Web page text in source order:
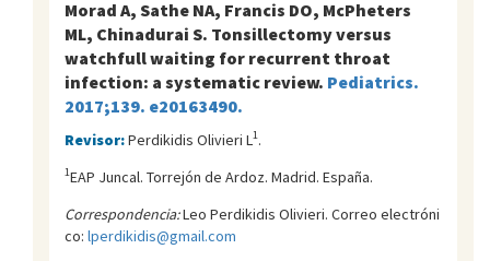
Morad A, Sathe NA, Francis DO, McPheters
ML, Chinadurai S. Tonsillectomy versus
watchfull waiting for recurrent throat
infection: a systematic review. Pediatrics.
2017;139. e20163490.
Revisor:Perdikidis Olivieri L 1.
1EAP Juncal. Torrejón de Ardoz. Madrid. España.
Correspondencia:Leo Perdikidis Olivieri. Correo electróni
co: lperdikidis@gmail.com